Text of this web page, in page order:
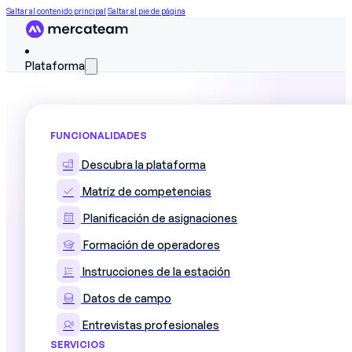
Saltar al contenido principal Saltar al pie de página
Plataforma
FUNCIONALIDADES
Descubra la plataforma
Matriz de competencias
Planificación de asignaciones
Formación de operadores
Instrucciones de la estación
Datos de campo
Entrevistas profesionales
SERVICIOS
Cómo Aubert et Duval
garantizar la excelencia
Descubra cómoAubert & Duval
sus 6 plantas industriales francesas.
Frente a la crítica
con el apoyo de Mercateam :
Normalización de procesos en 6 centros